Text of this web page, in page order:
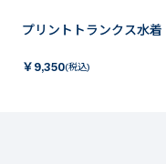
プリントトランクス水着
￥ 9,350(税込)